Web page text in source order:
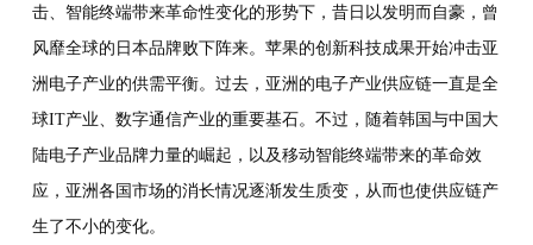
击、智能终端带来革命性变化的形势下，昔日以发明而自豪，曾
风靡全球的日本品牌败下阵来。苹果的创新科技成果开始冲击亚
洲电子产业的供需平衡。过去，亚洲的电子产业供应链一直是全
球IT产业、数字通信产业的重要基石。不过，随着韩国与中国大
陆电子产业品牌力量的崛起，以及移动智能终端带来的革命效
应，亚洲各国市场的消长情况逐渐发生质变，从而也使供应链产
生了不小的变化。